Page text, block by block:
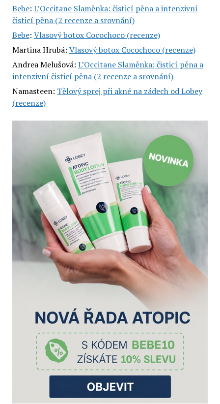
Bebe: L’Occitane Slaměnka: čisticí pěna a intenzivní
čisticí pěna (2 recenze a srovnání)
Bebe: Vlasový botox Cocochoco (recenze)
Martina Hrubá: Vlasový botox Cocochoco (recenze)
Andrea Melušová: L’Occitane Slaměnka: čisticí pěna a
intenzivní čisticí pěna (2 recenze a srovnání)
Namasteen: Tělový sprej při akné na zádech od Lobey
(recenze)